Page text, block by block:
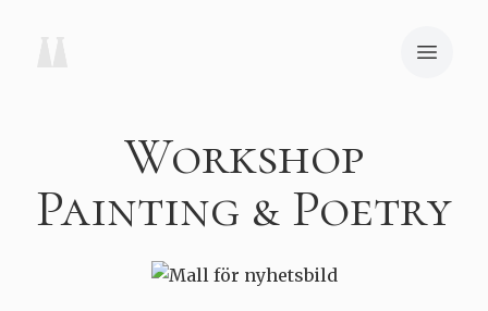
Workshop
Painting & Poetry